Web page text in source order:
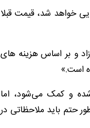
خواهد شد، قیمت قبلا
و بر اساس هزینه‌ های
است.»
شده و کمک می‌شود، اما
حتم باید ملاحظاتی در